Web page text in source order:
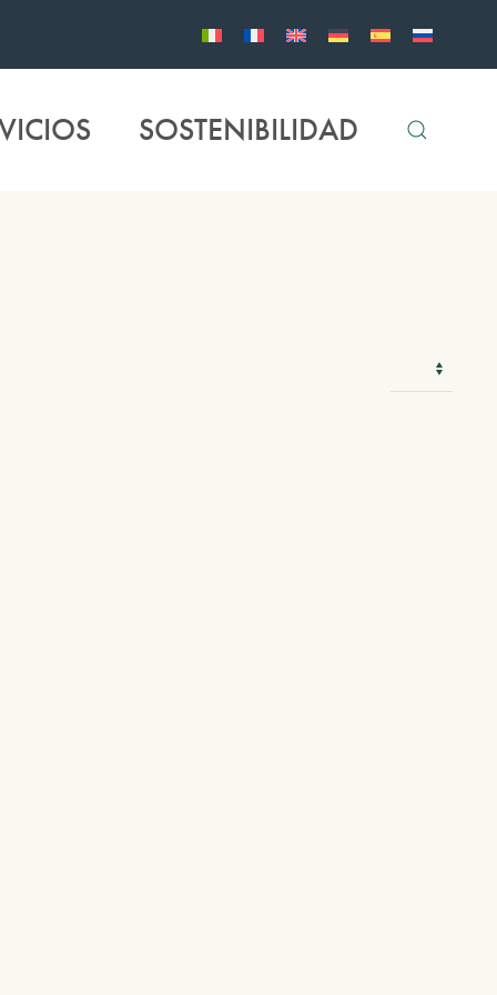
SOSTENIBILIDAD